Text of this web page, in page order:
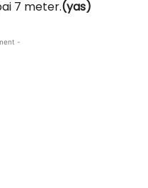
7 meter.(yas)
-